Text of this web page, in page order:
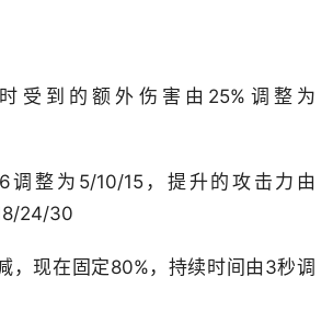
受到的额外伤害由25%调整为
调整为5/10/15，提升的攻击力由
24/30
，现在固定80%，持续时间由3秒调